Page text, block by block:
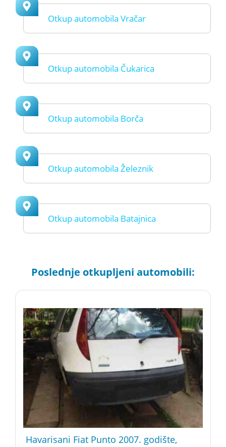
Otkup automobila Vračar
Otkup automobila Čukarica
Otkup automobila Borča
Otkup automobila Železnik
Otkup automobila Batajnica
Poslednje otkupljeni automobili:
Havarisani Fiat Punto 2007. godište,